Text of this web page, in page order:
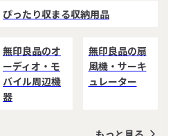
ぴったり収まる収納用品
無印良品のオ
ーディオ・モ
バイル周辺機
器
無印良品の扇
風機・サーキ
ュレーター